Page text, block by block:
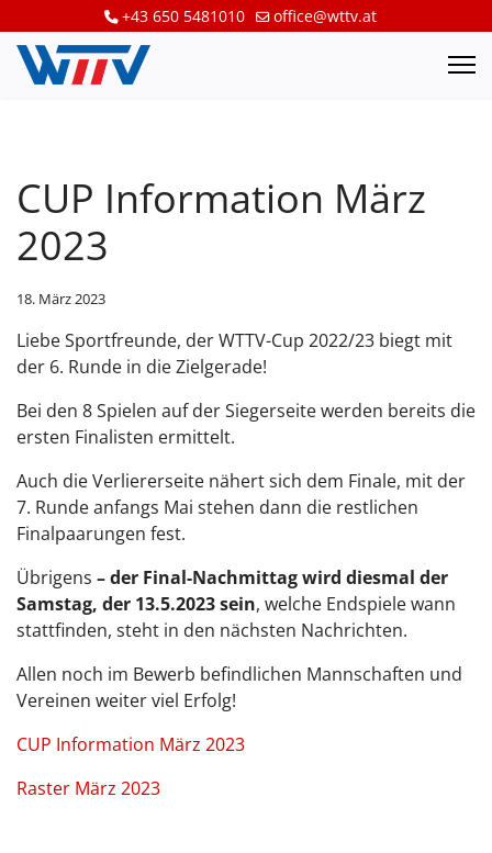
+43 650 5481010 office@wttv.at
CUP Information März
2023
18. März 2023
Liebe Sportfreunde, der WTTV-Cup 2022/23 biegt mit
der 6. Runde in die Zielgerade!
Bei den 8 Spielen auf der Siegerseite werden bereits die
ersten Finalisten ermittelt.
Auch die Verliererseite nähert sich dem Finale, mit der
7. Runde anfangs Mai stehen dann die restlichen
Finalpaarungen fest.
Übrigens – der Final-Nachmittag wird diesmal der
Samstag, der 13.5.2023 sein, welche Endspiele wann
stattfinden, steht in den nächsten Nachrichten.
Allen noch im Bewerb befindlichen Mannschaften und
Vereinen weiter viel Erfolg!
CUP Information März 2023
Raster März 2023